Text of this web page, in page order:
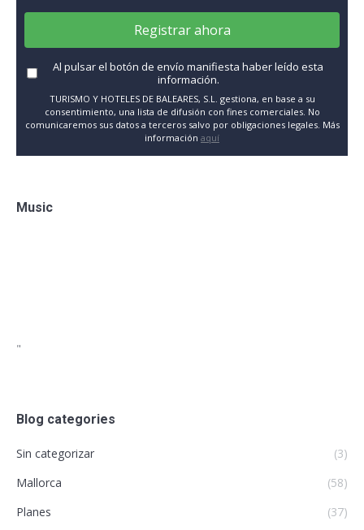
Registrar ahora
Al pulsar el botón de envío manifiesta haber leído esta
información.
TURISMO Y HOTELES DE BALEARES, S.L. gestiona, en base a su
consentimiento, una lista de difusión con fines comerciales. No
comunicaremos sus datos a terceros salvo por obligaciones legales. Más
información aquí
Music
"
Blog categories
Sin categorizar
(3)
Mallorca
(58)
Planes
(37)